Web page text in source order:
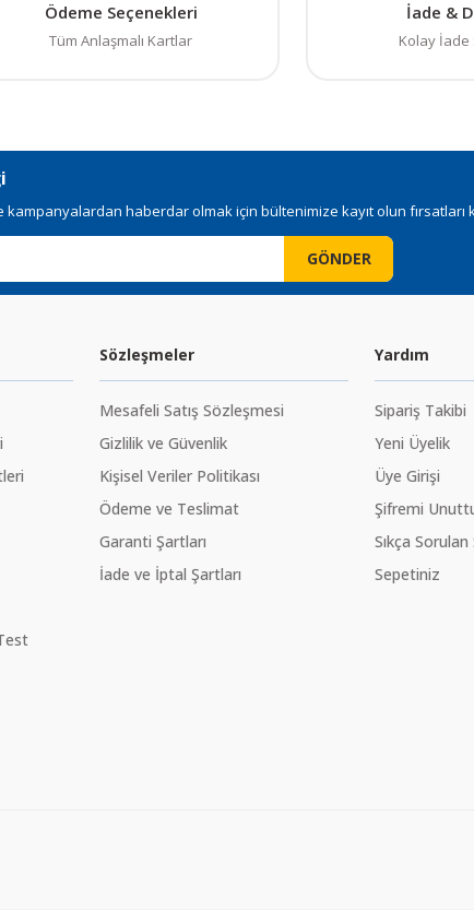
Ödeme Seçenekleri
Tüm Anlaşmalı Kartlar
İade &
Kolay İade
kampanyalardan haberdar olmak için bültenimize kayıt olun fırsatları
GÖNDER
Sözleşmeler
Mesafeli Satış Sözleşmesi
Gizlilik ve Güvenlik
Kişisel Veriler Politikası
Ödeme ve Teslimat
Garanti Şartları
İade ve İptal Şartları
Yardım
Sipariş Takibi
Yeni Üyelik
Üye Girişi
Şifremi
Sıkça
Sepetiniz